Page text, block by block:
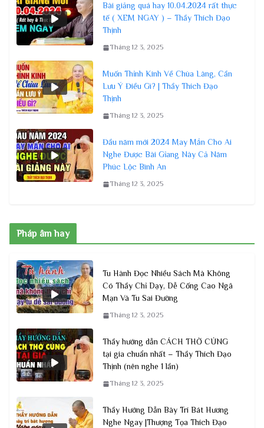
Bài giảng quá hay 10.04.2024 rất thực
tế ( XEM NGAY ) – Thầy Thích Đạo
Thịnh
Tháng 12 3, 2025
Muốn Thỉnh Kinh Về Chùa Làng, Cần
Lưu Ý Điều Gì? | Thầy Thích Đạo
Thịnh
Tháng 12 3, 2025
Đầu năm mới 2024 May Mắn Cho Ai
Nghe Được Bài Gỉang Này Cả Năm
Phúc Lộc Bình An
Tháng 12 3, 2025
Pháp âm hay
Tu Hành Đọc Nhiều Sách Mà Không
Có Thầy Chỉ Dạy, Dễ Cống Cao Ngã
Mạn Và Tu Sai Đường
Tháng 12 3, 2025
Thầy hướng dẫn CÁCH THỜ CÚNG
tại gia chuẩn nhất – Thầy Thích Đạo
Thịnh (nên nghe 1 lần)
Tháng 12 3, 2025
Thầy Hướng Dẫn Bày Trí Bát Hương
Nghe Ngay |Thượng Tọa Thích Đạo